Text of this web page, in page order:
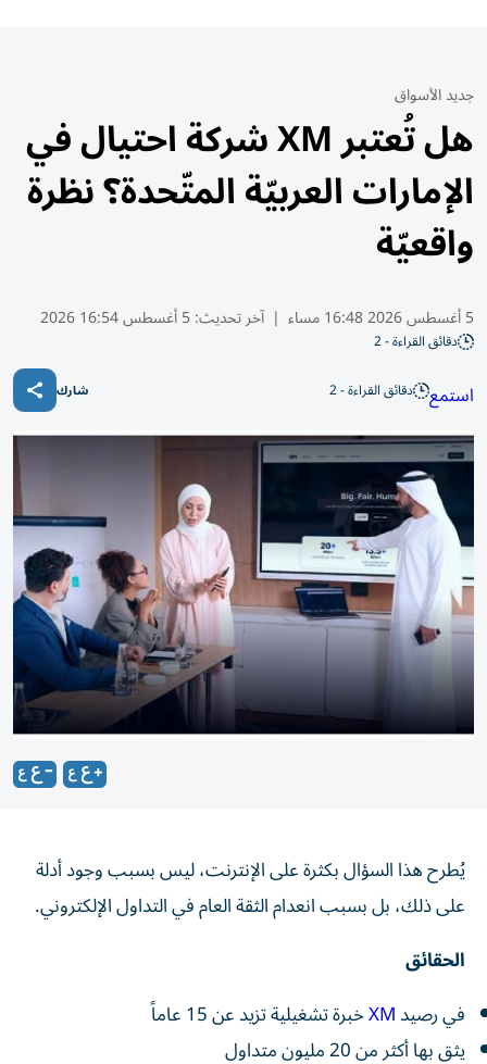
جديد الأسواق
هل تُعتبر XM شركة احتيال في
الإمارات العربيّة المتّحدة؟ نظرة
واقعيّة
5 أغسطس 2026 16:48 مساء | آخر تحديث:5 أغسطس 16:54 2026
دقائق القراءة - 2
استمع دقائق القراءة - 2 شارك
يُطرح هذا السؤال بكثرة على الإنترنت، ليس بسبب وجود أدلة
على ذلك، بل بسبب انعدام الثقة العام في التداول الإلكتروني.
الحقائق
في رصيدXMخبرة تشغيلية تزيد عن 15 عاماً
يثق بها أكثر من 20 مليون متداول